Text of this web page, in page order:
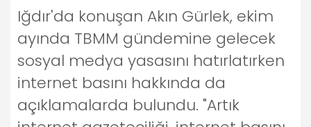
Iğdır'da konuşan Akın Gürlek, ekim
ayında TBMM gündemine gelecek
sosyal medya yasasını hatırlatırken
internet basını hakkında da
açıklamalarda bulundu. "Artık